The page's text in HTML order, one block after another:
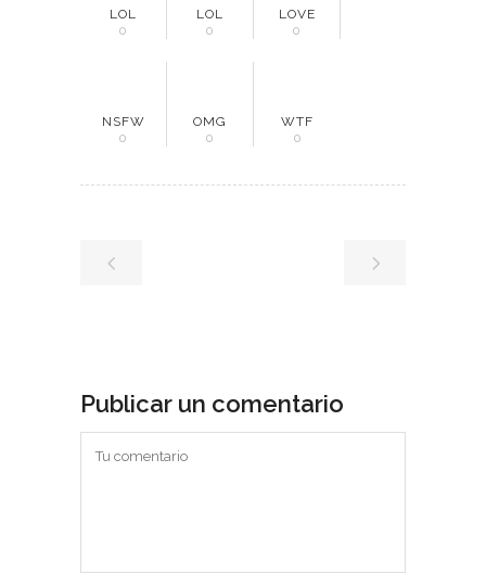
LOL
0
LOL
0
LOVE
0
NSFW
0
OMG
0
WTF
0
Publicar un comentario